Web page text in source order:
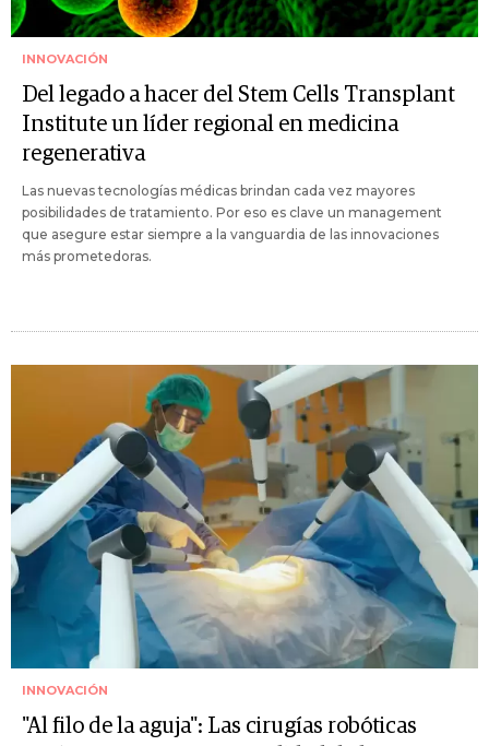
INNOVACIÓN
Del legado a hacer del Stem Cells Transplant
Institute un líder regional en medicina
regenerativa
Las nuevas tecnologías médicas brindan cada vez mayores
posibilidades de tratamiento. Por eso es clave un management
que asegure estar siempre a la vanguardia de las innovaciones
más prometedoras.
INNOVACIÓN
"Al filo de la aguja": Las cirugías robóticas